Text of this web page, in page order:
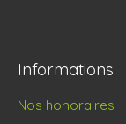
Informations
Nos honoraires